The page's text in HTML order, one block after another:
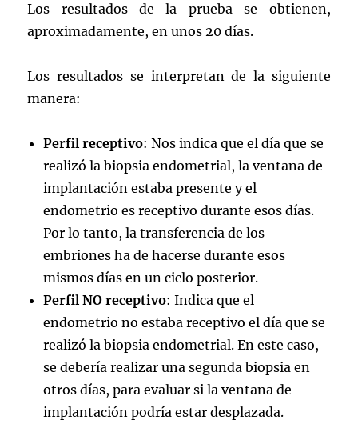
Los resultados de la prueba se obtienen,
aproximadamente, en unos 20 días.
Los resultados se interpretan de la siguiente
manera:
Perfil receptivo: Nos indica que el día que se
realizó la biopsia endometrial, la ventana de
implantación estaba presente y el
endometrio es receptivo durante esos días.
Por lo tanto, la transferencia de los
embriones ha de hacerse durante esos
mismos días en un ciclo posterior.
Perfil NO receptivo: Indica que el
endometrio no estaba receptivo el día que se
realizó la biopsia endometrial. En este caso,
se debería realizar una segunda biopsia en
otros días, para evaluar si la ventana de
implantación podría estar desplazada.